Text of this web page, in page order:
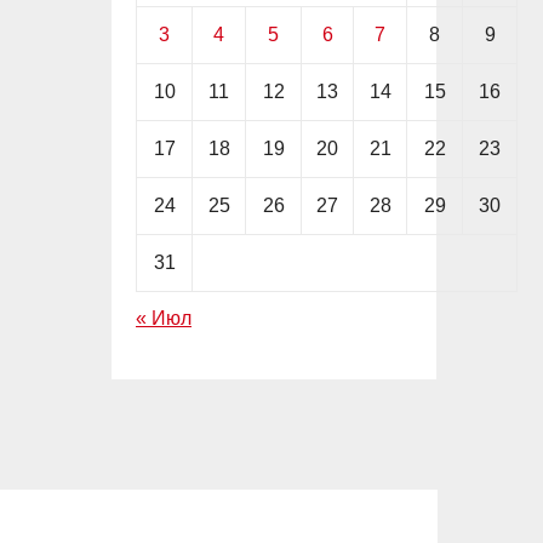
3 4 5 6 7 8 9
10 11 12 13 14 15 16
17 18 19 20 21 22 23
24 25 26 27 28 29 30
31
« Июл